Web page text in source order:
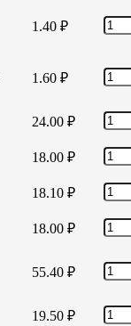
1.40 ₽
1.60 ₽
24.00 ₽
18.00 ₽
18.10 ₽
18.00 ₽
55.40 ₽
19.50 ₽